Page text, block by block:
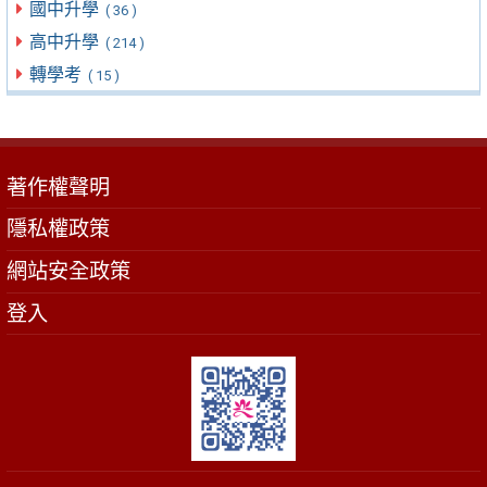
國中升學 ( 36 )
高中升學 ( 214 )
轉學考 ( 15 )
著作權聲明
隱私權政策
網站安全政策
登入